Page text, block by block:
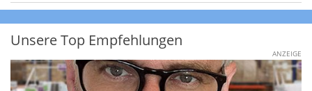
Unsere Top Empfehlungen
ANZEIGE